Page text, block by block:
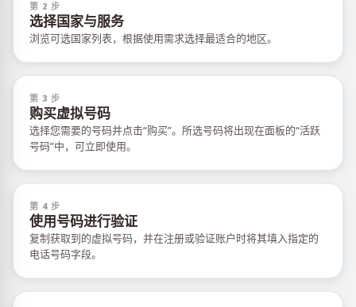
第 2 步
选择国家与服务
浏览可选国家列表，根据使用需求选择最适合的地区。
第 3 步
购买虚拟号码
选择您需要的号码并点击“购买”。所选号码将出现在面板的“活跃
号码”中，可立即使用。
第 4 步
使用号码进行验证
复制获取到的虚拟号码，并在注册或验证账户时将其填入指定的
电话号码字段。